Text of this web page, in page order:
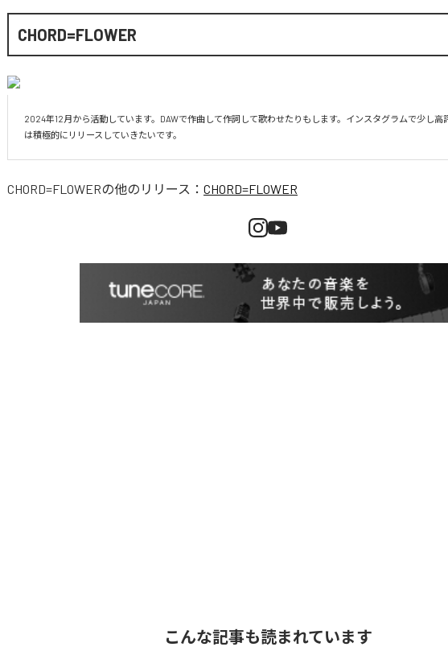
CHORD=FLOWER
2024年12月から活動しています。DAWで作曲して作詞して歌わせたりもします。インスタグラムで少し高
は積極的にリリースしていきたいです。
CHORD=FLOWERの他のリリース： CHORD=FLOWER
こんな記事も読まれています